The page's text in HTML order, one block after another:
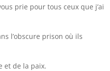
prie pour tous ceux que j’ai
l’obscure prison où ils
et de la paix.